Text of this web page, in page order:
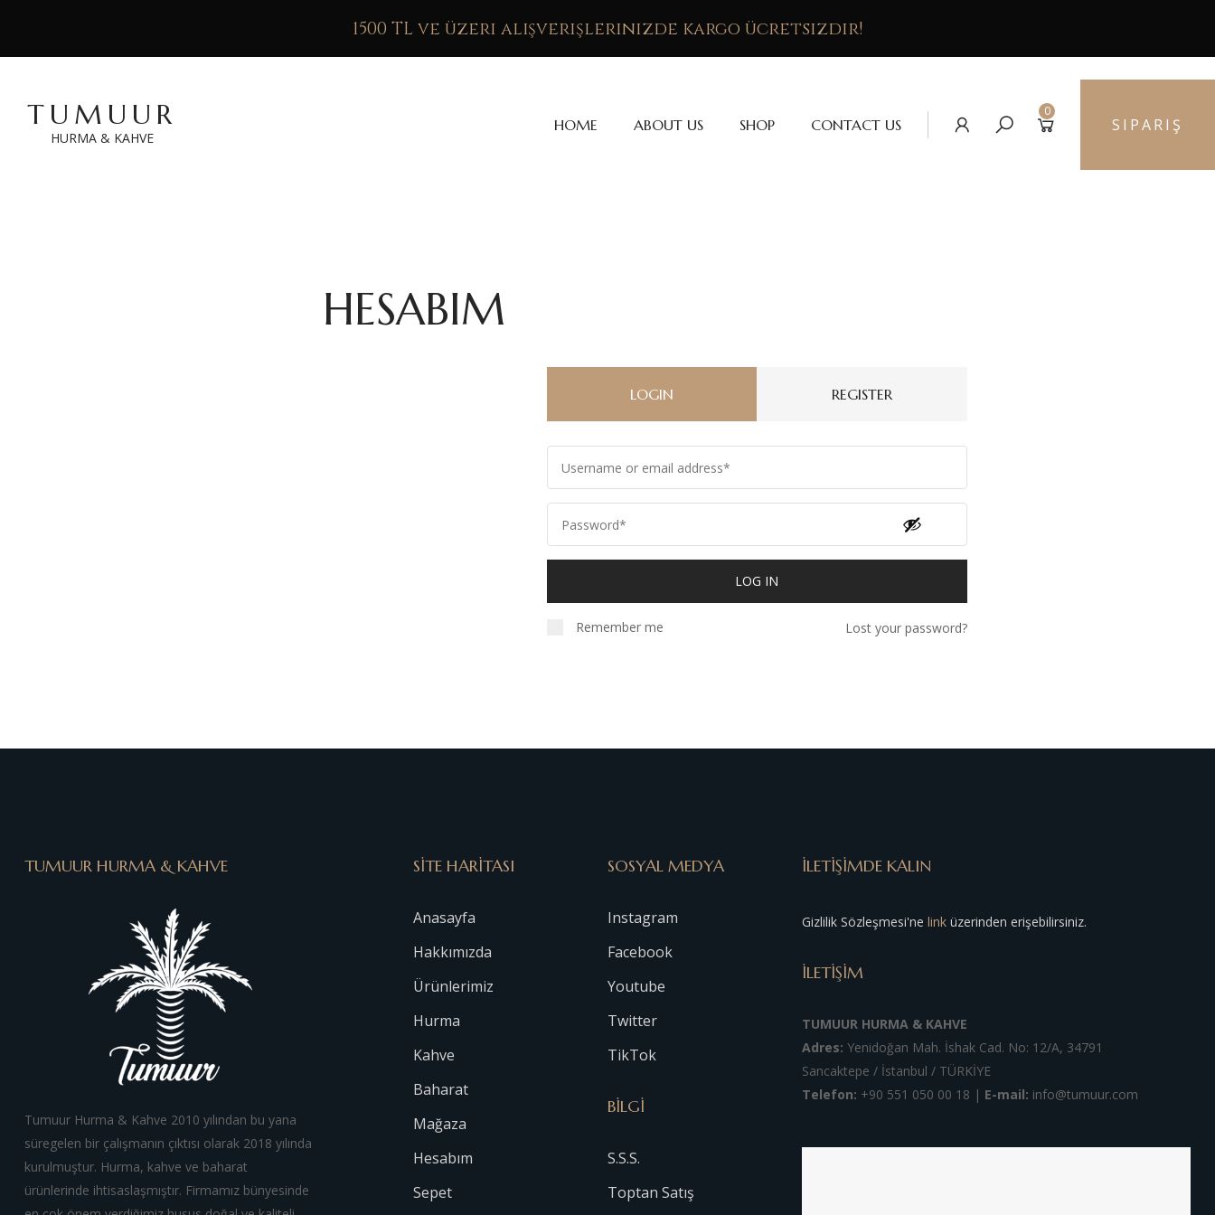
1500 TL ve üzeri alışverişlerinizde kargo ücretsizdir!
TUMUUR
HURMA & KAHVE
HOME ABOUT US SHOP CONTACT US
0
SIPARIŞ
HESABIM
LOGIN REGISTER
LOG IN
Remember me Lost your password?
TUMUUR HURMA & KAHVE
Tumuur Hurma & Kahve 2010 yılından bu yana
süregelen bir çalışmanın çıktısı olarak 2018 yılında
kurulmuştur. Hurma, kahve ve baharat
ürünlerinde ihtisaslaşmıştır. Firmamız bünyesinde
SİTE HARİTASI
Anasayfa
Hakkımızda
Ürünlerimiz
Hurma
Kahve
Baharat
Mağaza
Hesabım
Sepet
SOSYAL MEDYA
Instagram
Facebook
Youtube
Twitter
TikTok
BİLGİ
S.S.S.
Toptan Satış
İLETİŞİMDE KALIN
Gizlilik Sözleşmesi'ne link üzerinden erişebilirsiniz.
İLETİŞİM
TUMUUR HURMA & KAHVE
Adres: Yenidoğan Mah. İshak Cad. No: 12/A, 34791
Sancaktepe / İstanbul / TÜRKİYE
Telefon: +90 551 050 00 18 | E-mail: info@tumuur.com